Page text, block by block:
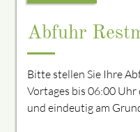
Abfuhr
Bitte stellen Sie Ihre
Vortages bis 06:00
und eindeutig am